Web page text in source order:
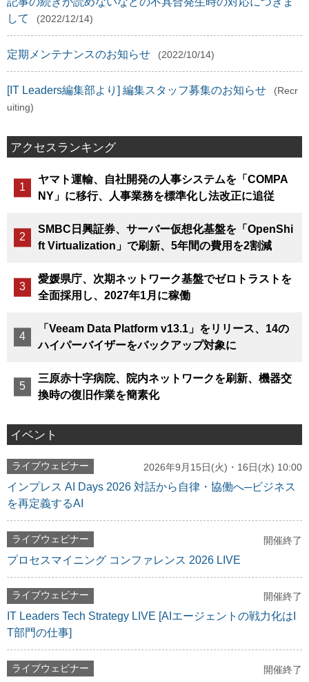
して
(2022/12/14)
定期メンテナンスのお知らせ (2022/10/14)
[IT Leaders編集部より] 編集スタッフ募集のお知らせ
(Recr
uiting)
アクセスランキング
ヤマト運輸、自社開発の人事システムを「COMPA
NY」に移行、人事業務を標準化し法改正に追従
SMBC日興証券、サーバー仮想化基盤を「OpenShi
ft Virtualization」で刷新、5年間の費用を2割減
愛媛県庁、次期ネットワーク基盤でゼロトラストを
全面採用し、2027年1月に稼働
「Veeam Data Platform v13.1」をリリース、14の
ハイパーバイザーをバックアップ対象に
三原赤十字病院、院内ネットワークを刷新、機器交
換時の復旧作業を簡素化
イベント
ライブウェビナー 2026年9月15日(火)・16日(水) 10:00
インプレス AI Days 2026 対話から自律・協働へ─ビジネス
を再定義するAI
ライブウェビナー 開催終了
プロセスマイニング コンファレンス 2026 LIVE
ライブウェビナー 開催終了
IT Leaders Tech Strategy LIVE [AIエージェントの戦力化はI
T部門の仕事]
ライブウェビナー 開催終了